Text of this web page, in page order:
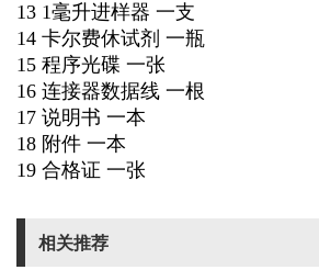
13 1毫升进样器 一支
14 卡尔费休试剂 一瓶
15 程序光碟 一张
16 连接器数据线 一根
17 说明书 一本
18 附件 一本
19 合格证 一张
相关推荐